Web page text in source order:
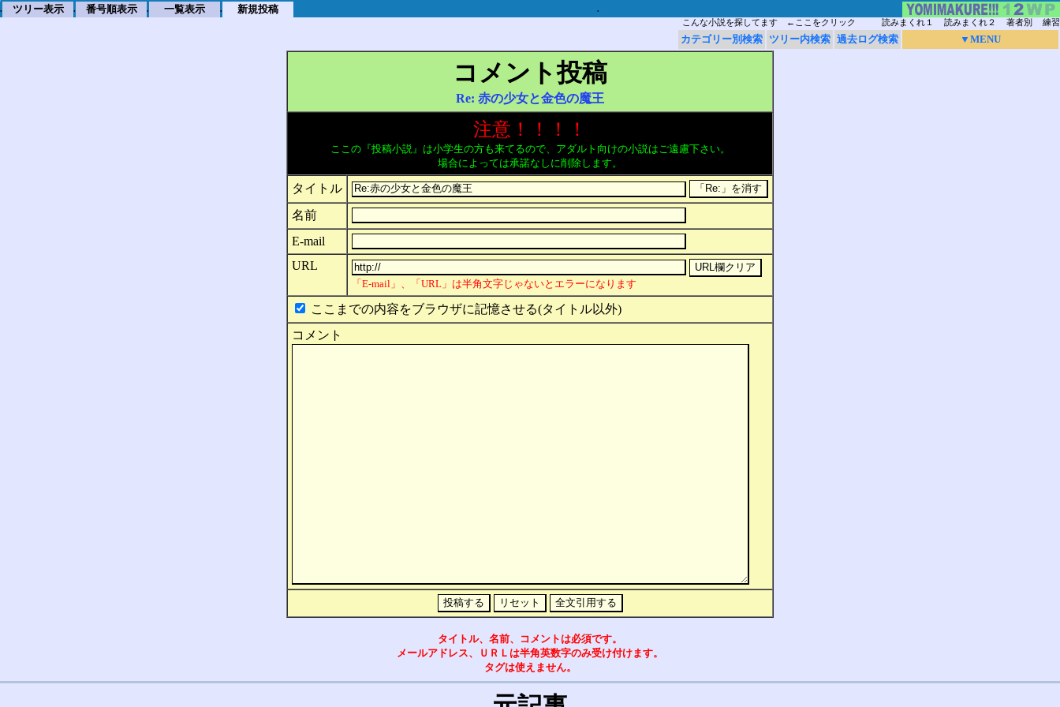
. ツリー表示 . 番号順表示 . 一覧表示 . 新規投稿
.
こんな小説を探してます ←ここをクリック
読みまくれ１ 読みまくれ２ 著者別 練習
カテゴリー別検索 ツリー内検索 過去ログ検索 ▼MENU
コメント投稿
Re: 赤の少女と金色の魔王
注意！！！！
ここの『投稿小説』は小学生の方も来てるので、アダルト向けの小説はご遠慮下さい。
場合によっては承諾なしに削除します。
タイトル
名前
E-mail
URL
「E-mail」、「URL」は半角文字じゃないとエラーになります
ここまでの内容をブラウザに記憶させる(タイトル以外)
コメント
タイトル、名前、コメントは必須です。
メールアドレス、ＵＲＬは半角英数字のみ受け付けます。
タグは使えません。